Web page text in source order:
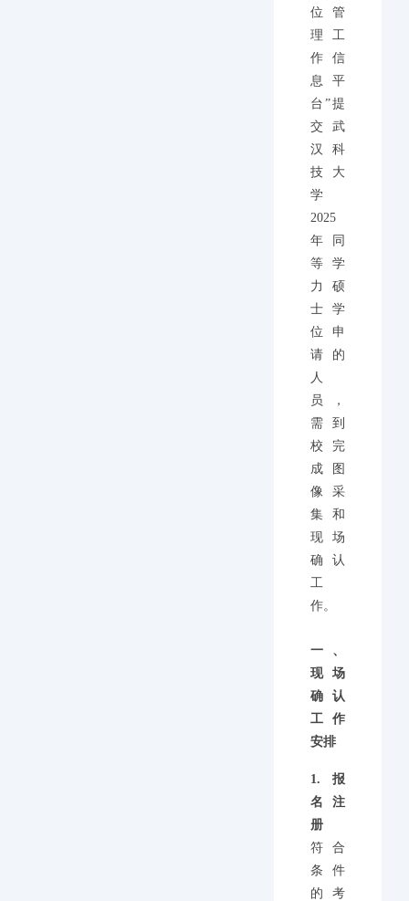
位管
理工
作信
息平
台”提
交武
汉科
技大
学
2025
年同
等学
力硕
士学
位申
请的
人
员，
需到
校完
成图
像采
集和
现场
确认
工
作。
一、
现场
确认
工作
安排
1.报
名注
册
符合
条件
的考